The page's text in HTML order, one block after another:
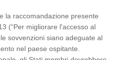
la raccomandazione presente
(“Per migliorare l'accesso al
sovvenzioni siano adeguate al
nel paese ospitante.